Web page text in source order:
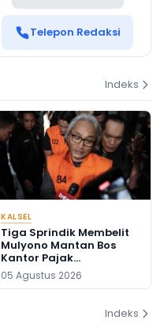
Telepon Redaksi
Indeks
KALSEL
Tiga Sprindik Membelit
Mulyono Mantan Bos
Kantor Pajak
Banjarmasin
05 Agustus 2026
Indeks